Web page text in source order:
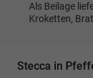
Als Beilage
Kroketten,
Stecca in